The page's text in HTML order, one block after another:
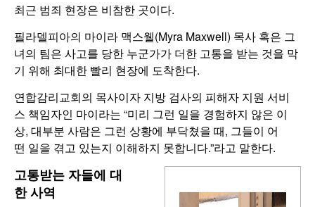
최근 범죄 현장은 비참한 곳이다.
필라델피아의 마이라 맥스웰(Myra Maxwell) 목사 혹은 그
녀의 팀은 사고를 당한 누군가가 더한 고통을 받는 것을 막
기 위해 최대한 빨리 현장에 도착한다.
연합감리교회의 목사이자 지방 검사의 피해자 지원 서비
스 책임자인 마이라는 “미리 그런 일을 경험하지 않은 이
상, 대부분 사람은 그런 상황에 부닥쳤을 때, 그들이 어
떤 일을 겪고 있는지 이해하지 못합니다.”라고 말한다.
고통받는 자들에 대
한 사역